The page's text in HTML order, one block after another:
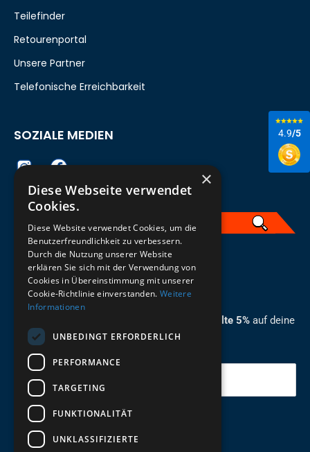
4.9/5
ZUM NEWSLETTER ANMELDEN
Melde dich jetzt zum Newsletter an und erhalte 5% auf deine
erste Bestellung.
Deine Email
Abschicken
Teilefinder
Retourenportal
Unsere Partner
Telefonische Erreichbarkeit
SOZIALE MEDIEN
German
×
Diese Webseite verwendet
Cookies.
Diese Website verwendet Cookies, um die
Benutzerfreundlichkeit zu verbessern.
Durch die Nutzung unserer Website
erklären Sie sich mit der Verwendung von
Cookies in Übereinstimmung mit unserer
Cookie-Richtlinie einverstanden. Weitere
Informationen
UNBEDINGT ERFORDERLICH
PERFORMANCE
TARGETING
FUNKTIONALITÄT
UNKLASSIFIZIERTE